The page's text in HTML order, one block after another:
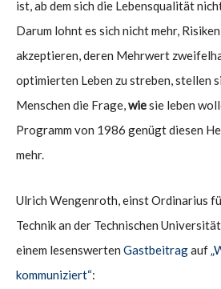
ist, ab dem sich die Lebensqualität
Darum lohnt es sich nicht mehr,
akzeptieren, deren Mehrwert
optimierten Leben zu streben, stellen
Menschen die Frage,wiesie leben
Programm von 1986 genügt diesen
mehr.
Ulrich Wengenroth, einst Ordinarius
Technik an der Technischen
einem lesenswerten Gastbeitragauf
kommuniziert“: